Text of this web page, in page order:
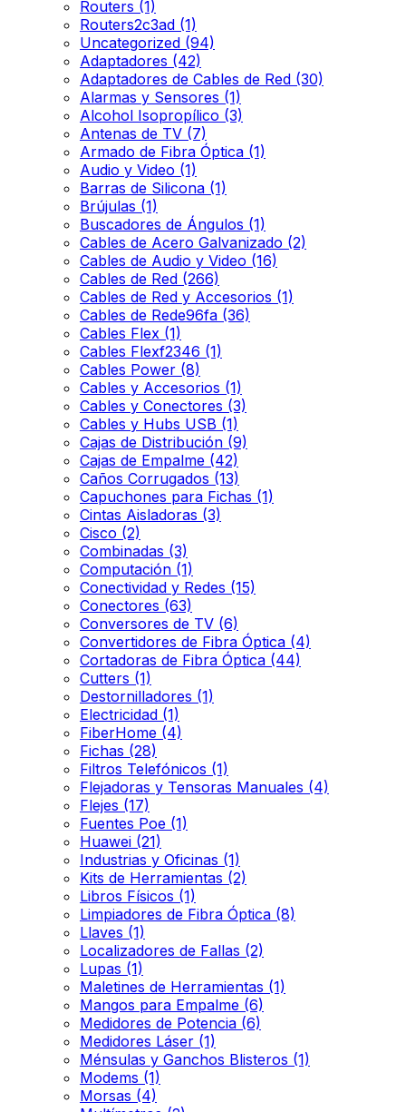
Routers (1)
Routers2c3ad (1)
Uncategorized (94)
Adaptadores (42)
Adaptadores de Cables de Red (30)
Alarmas y Sensores (1)
Alcohol Isopropílico (3)
Antenas de TV (7)
Armado de Fibra Óptica (1)
Audio y Video (1)
Barras de Silicona (1)
Brújulas (1)
Buscadores de Ángulos (1)
Cables de Acero Galvanizado (2)
Cables de Audio y Video (16)
Cables de Red (266)
Cables de Red y Accesorios (1)
Cables de Rede96fa (36)
Cables Flex (1)
Cables Flexf2346 (1)
Cables Power (8)
Cables y Accesorios (1)
Cables y Conectores (3)
Cables y Hubs USB (1)
Cajas de Distribución (9)
Cajas de Empalme (42)
Caños Corrugados (13)
Capuchones para Fichas (1)
Cintas Aisladoras (3)
Cisco (2)
Combinadas (3)
Computación (1)
Conectividad y Redes (15)
Conectores (63)
Conversores de TV (6)
Convertidores de Fibra Óptica (4)
Cortadoras de Fibra Óptica (44)
Cutters (1)
Destornilladores (1)
Electricidad (1)
FiberHome (4)
Fichas (28)
Filtros Telefónicos (1)
Flejadoras y Tensoras Manuales (4)
Flejes (17)
Fuentes Poe (1)
Huawei (21)
Industrias y Oficinas (1)
Kits de Herramientas (2)
Libros Físicos (1)
Limpiadores de Fibra Óptica (8)
Llaves (1)
Localizadores de Fallas (2)
Lupas (1)
Maletines de Herramientas (1)
Mangos para Empalme (6)
Medidores de Potencia (6)
Medidores Láser (1)
Ménsulas y Ganchos Blisteros (1)
Modems (1)
Morsas (4)